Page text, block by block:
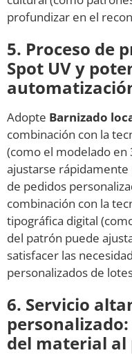
profundizar en el
5. Proceso de
Spot UV y
Adopte Barnizado
combinación con la
(como el modelado en
ajustarse rápidamente
de pedidos
combinación con la
tipográfica digital
del patrón puede
satisfacer las
personalizados de
6. Servicio
del material al